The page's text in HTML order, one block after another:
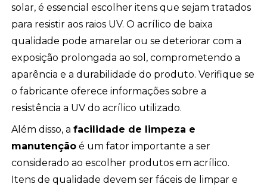
solar, é essencial escolher itens que sejam tratados
para resistir aos raios UV. O acrílico de baixa
qualidade pode amarelar ou se deteriorar com a
exposição prolongada ao sol, comprometendo a
aparência e a durabilidade do produto. Verifique se
o fabricante oferece informações sobre a
resistência a UV do acrílico utilizado.
Além disso, afacilidade de limpeza e
manutenção é um fator importante a ser
considerado ao escolher produtos em acrílico.
Itens de qualidade devem ser fáceis de limpar e